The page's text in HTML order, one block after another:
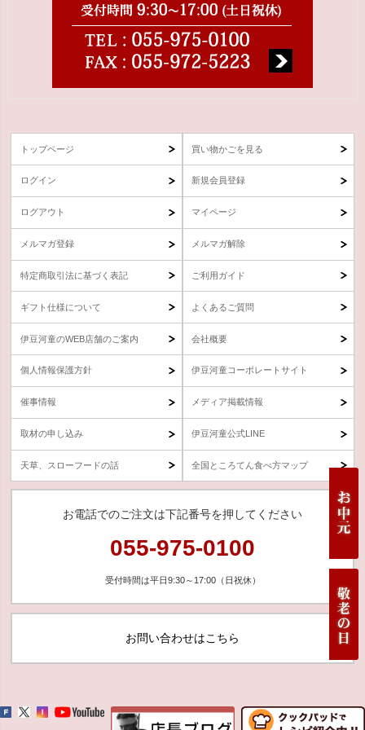
トップページ 買い物かごを見る
ログイン 新規会員登録
ログアウト マイページ
メルマガ登録 メルマガ解除
特定商取引法に基づく表記 ご利用ガイド
ギフト仕様について よくあるご質問
伊豆河童のWEB店舗のご案内 会社概要
個人情報保護方針 伊豆河童コーポレートサイト
催事情報 メディア掲載情報
取材の申し込み 伊豆河童公式LINE
天草、スローフードの話 全国ところてん食べ方マップ
お電話でのご注文は下記番号を押してください
055-975-0100
受付時間は平日9:30～17:00（日祝休）
お問い合わせはこちら